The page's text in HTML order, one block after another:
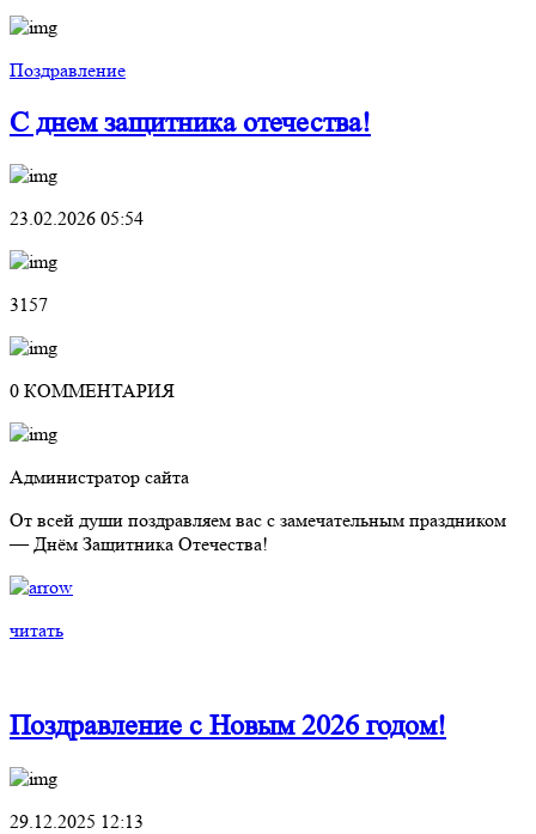
Поздравление
С днем защитника отечества!
23.02.2026 05:54
3157
0 КОММЕНТАРИЯ
Администратор сайта
От всей души поздравляем вас с замечательным праздником
— Днём Защитника Отечества!
читать
Поздравление с Новым 2026 годом!
29.12.2025 12:13